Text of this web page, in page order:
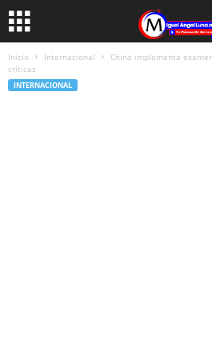
Inicio Internacional
China implementa
críticas
INTERNACIONAL